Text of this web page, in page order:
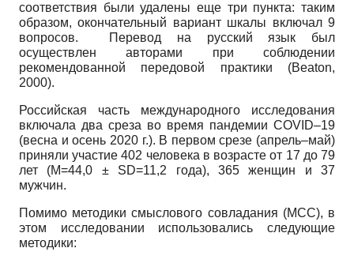
соответствия были удалены еще три пункта: таким
образом, окончательный вариант шкалы включал 9
вопросов. Перевод на русский язык был
осуществлен авторами при соблюдении
рекомендованной передовой практики (Beaton,
2000).
Российская часть международного исследования
включала два среза во время пандемии COVID–19
(весна и осень 2020 г.). В первом срезе (апрель–май)
приняли участие 402 человека в возрасте от 17 до 79
лет (M=44,0 ± SD=11,2 года), 365 женщин и 37
мужчин.
Помимо методики смыслового совладания (МСС), в
этом исследовании использовались следующие
методики: